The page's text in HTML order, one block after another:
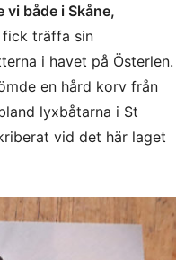
vi både i Skåne,
fick träffa sin
i havet på Österlen.
en hård korv från
lyxbåtarna i St
vid det här laget